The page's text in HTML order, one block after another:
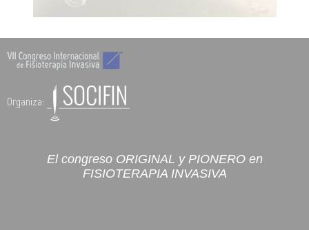
Organiza:
El congreso ORIGINAL y PIONERO en
FISIOTERAPIA INVASIVA